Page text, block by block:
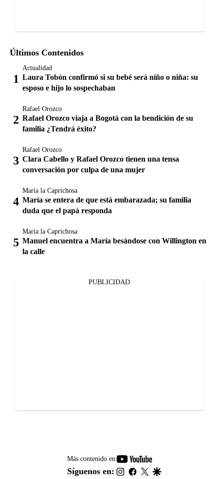
Últimos Contenidos
Actualidad
Laura Tobón confirmó si su bebé será niño o niña: su
esposo e hijo lo sospechaban
Rafael Orozco
Rafael Orozco viaja a Bogotá con la bendición de su
familia ¿Tendrá éxito?
Rafael Orozco
Clara Cabello y Rafael Orozco tienen una tensa
conversación por culpa de una mujer
María la Caprichosa
María se entera de que está embarazada; su familia
duda que el papá responda
María la Caprichosa
Manuel encuentra a María besándose con Willington en
la calle
PUBLICIDAD
Más contenido en
youtube-
footer
Síguenos en: instagram
facebook
twitter